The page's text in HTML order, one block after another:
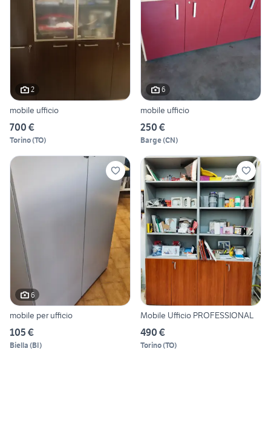
2
mobile ufficio
700 €
Torino(TO)
6
mobile ufficio
250 €
Barge(CN)
6
mobile per ufficio
105 €
Biella (BI)
Mobile Ufficio PROFESSIONAL
490 €
Torino(TO)